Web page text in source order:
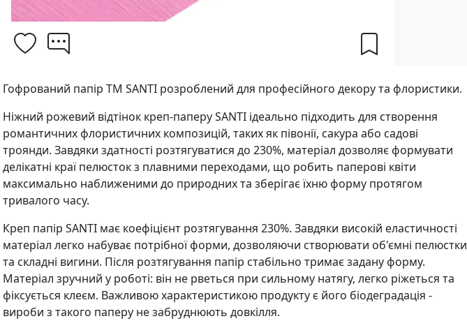
Гофрований папір TM SANTI розроблений для професійного декору та флористики.
Ніжний рожевий відтінок креп-паперу SANTI ідеально підходить для створення
романтичних флористичних композицій, таких як півонії, сакура або садові
троянди. Завдяки здатності розтягуватися до 230%, матеріал дозволяє формувати
делікатні краї пелюсток з плавними переходами, що робить паперові квіти
максимально наближеними до природних та зберігає їхню форму протягом
тривалого часу.
Креп папір SANTI має коефіцієнт розтягування 230%. Завдяки високій еластичності
матеріал легко набуває потрібної форми, дозволяючи створювати об'ємні пелюстки
та складні вигини. Після розтягування папір стабільно тримає задану форму.
Матеріал зручний у роботі: він не рветься при сильному натягу, легко ріжеться та
фіксується клеєм. Важливою характеристикою продукту є його біодеградація -
вироби з такого паперу не забруднюють довкілля.